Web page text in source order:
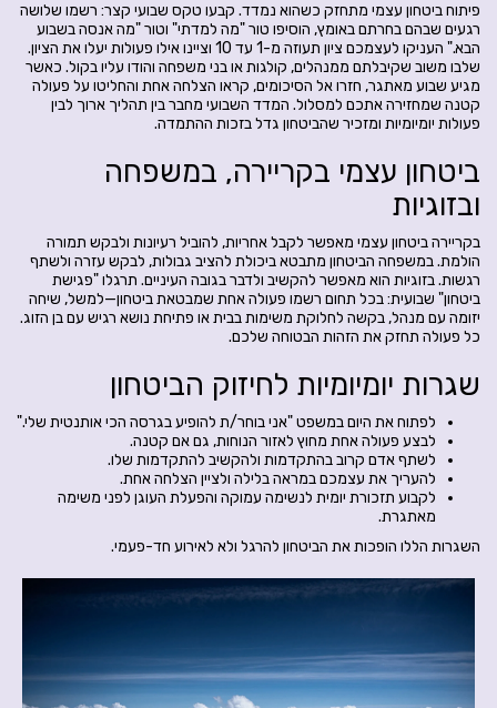
פיתוח ביטחון עצמי מתחזק כשהוא נמדד. קבעו טקס שבועי קצר: רשמו שלושה
רגעים שבהם בחרתם באומץ, הוסיפו טור "מה למדתי" וטור "מה אנסה בשבוע
הבא." העניקו לעצמכם ציון תעוזה מ-1 עד 10 וציינו אילו פעולות יעלו את הציון.
שלבו משוב שקיבלתם ממנהלים, קולגות או בני משפחה והודו עליו בקול. כאשר
מגיע שבוע מאתגר, חזרו אל הסיכומים, קראו הצלחה אחת והחליטו על פעולה
קטנה שמחזירה אתכם למסלול. המדד השבועי מחבר בין תהליך ארוך לבין
פעולות יומיומיות ומזכיר שהביטחון גדל בזכות ההתמדה.
ביטחון עצמי בקריירה, במשפחה
ובזוגיות
בקריירה ביטחון עצמי מאפשר לקבל אחריות, להוביל רעיונות ולבקש תמורה
הולמת. במשפחה הביטחון מתבטא ביכולת להציב גבולות, לבקש עזרה ולשתף
רגשות. בזוגיות הוא מאפשר להקשיב ולדבר בגובה העיניים. תרגלו "פגישת
ביטחון" שבועית: בכל תחום רשמו פעולה אחת שמבטאת ביטחון—למשל, שיחה
יזומה עם מנהל, בקשה לחלוקת משימות בבית או פתיחת נושא רגיש עם בן הזוג.
כל פעולה תחזק את הזהות הבטוחה שלכם.
שגרות יומיומיות לחיזוק הביטחון
לפתוח את היום במשפט "אני בוחר/ת להופיע בגרסה הכי אותנטית שלי."
לבצע פעולה אחת מחוץ לאזור הנוחות, גם אם קטנה.
לשתף אדם קרוב בהתקדמות ולהקשיב להתקדמות שלו.
להעריך את עצמכם במראה בלילה ולציין הצלחה אחת.
לקבוע תזכורת יומית לנשימה עמוקה והפעלת העוגן לפני משימה
מאתגרת.
השגרות הללו הופכות את הביטחון להרגל ולא לאירוע חד-פעמי.